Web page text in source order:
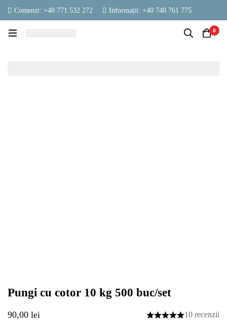
Comenzi: +40 771 532 272
Informații: +40 740 761 775
Sâmbătă: 06:00 - 13:00
0
Pungi cu cotor 10 kg 500 buc/set
90,00 lei 10 recenzii